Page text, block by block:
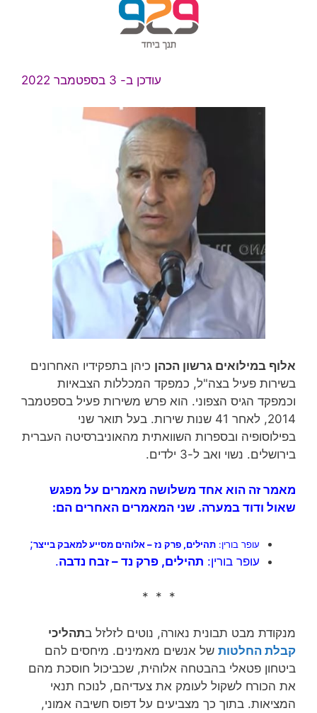
עודכן ב- 3 בספטמבר 2022
אלוף במילואים גרשון הכהן כיהן בתפקידיו האחרונים
בשירות פעיל בצה"ל, כמפקד המכללות הצבאיות
וכמפקד הגיס הצפוני. הוא פרש משירות פעיל בספטמבר
2014, לאחר 41 שנות שירות‏. בעל תואר שני
בפילוסופיה ובספרות השוואתית מהאוניברסיטה העברית
בירושלים. נשוי ואב ל-3 ילדים.
מאמר זה הוא אחד משלושה מאמרים על מפגש
שאול ודוד במערה. שני המאמרים האחרים הם:
עופר בורין: תהילים, פרק נז – אלוהים מסייע למאבק בייצר;
עופר בורין: תהילים, פרק נד – זבח נדבה.
* * *
מנקודת מבט תבונית נאורה, נוטים לזלזל בתהליכי
קבלת החלטות של אנשים מאמינים. מיחסים להם
ביטחון פטאלי בהבטחה אלוהית, שכביכול חוסכת מהם
את הכורח לשקול לעומק את צעדיהם, לנוכח תנאי
המציאות. בתוך כך מצביעים על דפוס חשיבה אמוני,